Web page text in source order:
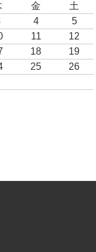
金
土
4
5
11
12
18
19
25
26